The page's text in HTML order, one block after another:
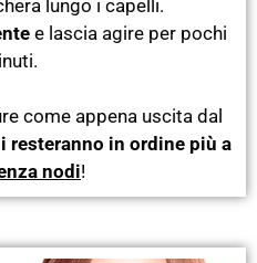
lungo i capelli.
e lascia agire per pochi
come appena uscita dal
in ordine più a
nodi!